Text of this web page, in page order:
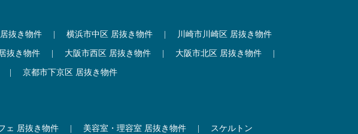
抜き物件 横浜市中区 居抜き物件 川崎市川崎区 居抜き物件
抜き物件 大阪市西区 居抜き物件 大阪市北区 居抜き物件
京都市下京区 居抜き物件
ェ 居抜き物件 美容室・理容室 居抜き物件 スケルトン